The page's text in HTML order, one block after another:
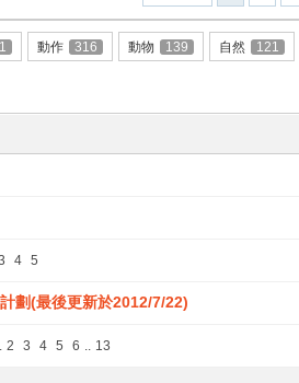
動作 316 動物 139 自然 121
4 5
劃(最後更新於2012/7/22)
2 3 4 5 6 .. 13